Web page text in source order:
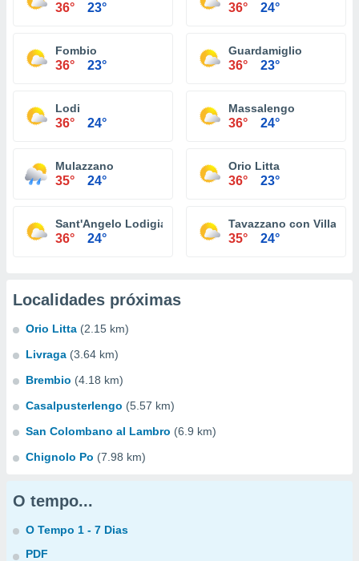
36° 23° 36° 24°
Fombio
36° 23°
Guardamiglio
36° 23°
Lodi
36° 24°
Massalengo
36° 24°
Mulazzano
35° 24°
Orio Litta
36° 23°
Sant'Angelo Lodigiano
36° 24°
Tavazzano con
35° 24°
Localidades próximas
Orio Litta (2.15 km)
Livraga (3.64 km)
Brembio (4.18 km)
Casalpusterlengo (5.57 km)
San Colombano al Lambro (6.9 km)
Chignolo Po (7.98 km)
O tempo...
O Tempo 1 - 7 Dias
PDF